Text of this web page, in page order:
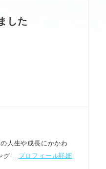
した
人生や成長にかかわ
グや自己分析支援をお
プロフィール詳細